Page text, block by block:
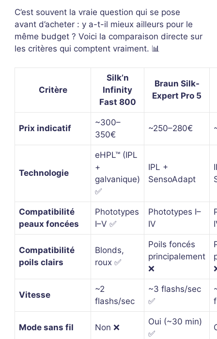
C’est souvent la vraie question qui se pose
avant d’acheter : y a-t-il mieux ailleurs pour le
même budget ? Voici la comparaison directe sur
les critères qui comptent vraiment. 📊
Critère
Silk’n
Infinity
Fast 800
Braun Silk-
Expert Pro 5
Prix indicatif
~300–
350€
~250–280€
Technologie
eHPL™ (IPL
+
galvanique)
✅
IPL +
SensoAdapt
Compatibilité
peaux foncées
Phototypes
I–V ✅
Phototypes I–
IV
Compatibilité
poils clairs
Blonds,
roux ✅
Poils foncés
principalement
❌
Vitesse
~2
flashs/sec
~3 flashs/sec
✅
Mode sans fil Non ❌
Oui (~30 min)
✅